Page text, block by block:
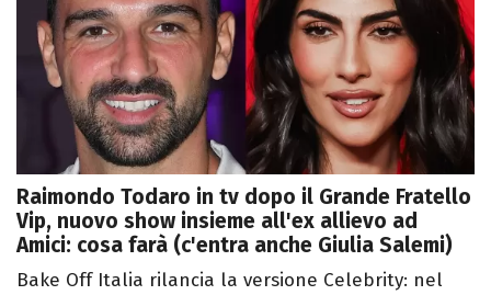
Raimondo Todaro in tv dopo il Grande Fratello
Vip, nuovo show insieme all'ex allievo ad
Amici: cosa farà (c'entra anche Giulia Salemi)
Bake Off Italia rilancia la versione Celebrity: nel